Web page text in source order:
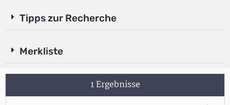
Tipps zur Recherche
Merkliste
1 Ergebnisse